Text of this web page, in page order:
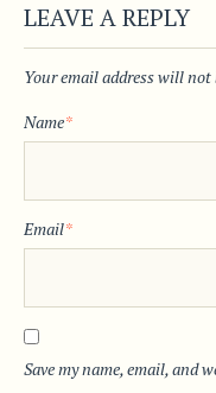
LEAVE A REPLY
Your email address will not
Name*
Email*
Save my name, email, and